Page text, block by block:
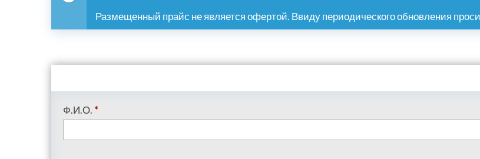
Размещенный прайс не является офертой. Ввиду периодического обновления
Ф.И.О. *